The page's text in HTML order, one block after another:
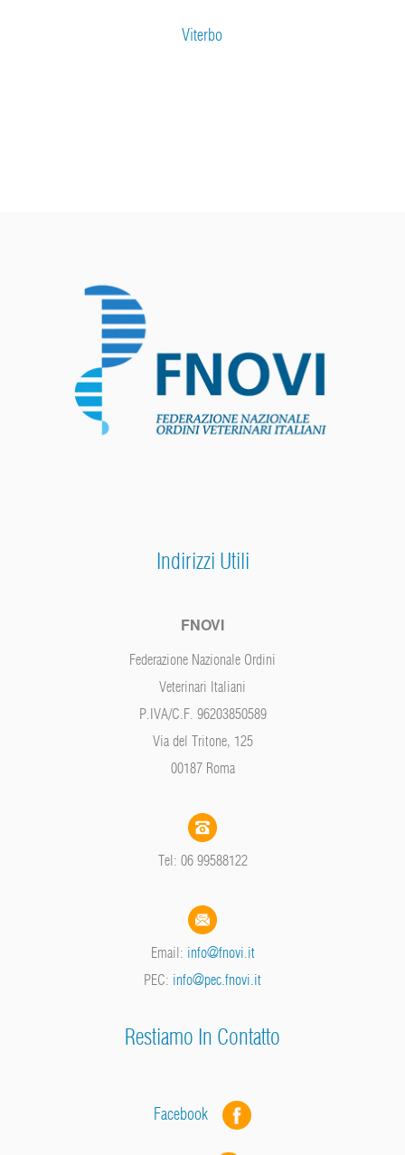
Viterbo
Indirizzi Utili
FNOVI
Federazione Nazionale Ordini
Veterinari Italiani
P.IVA/C.F. 96203850589
Via del Tritone, 125
00187 Roma
Tel: 06 99588122
Email: info@fnovi.it
PEC: info@pec.fnovi.it
Restiamo In Contatto
Facebook